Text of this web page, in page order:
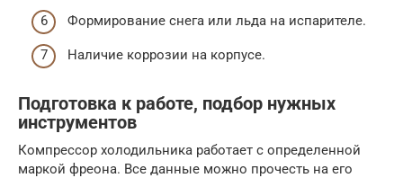
Формирование снега или льда на испарителе.
Наличие коррозии на корпусе.
Подготовка к работе, подбор нужных
инструментов
Компрессор холодильника работает с определенной
маркой фреона. Все данные можно прочесть на его